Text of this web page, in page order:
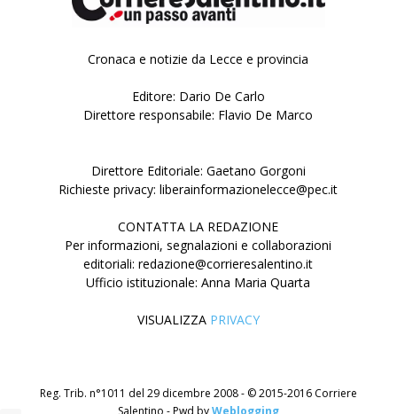
Cronaca e notizie da Lecce e provincia
Editore: Dario De Carlo
Direttore responsabile: Flavio De Marco
Direttore Editoriale: Gaetano Gorgoni
Richieste privacy: liberainformazionelecce@pec.it
CONTATTA LA REDAZIONE
Per informazioni, segnalazioni e collaborazioni
editoriali: redazione@corrieresalentino.it
Ufficio istituzionale: Anna Maria Quarta
VISUALIZZA PRIVACY
Reg. Trib. n°1011 del 29 dicembre 2008 - © 2015-2016 Corriere
Salentino - Pwd byWeblogging